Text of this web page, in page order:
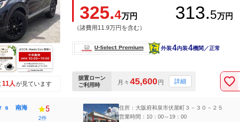
11人が見ています
325.4万円
（諸費用11.9万円を含む）
313.5万円
外装4内装4機関／正常
据置ローン
ご利用時
月々 45,600円 詳細
ｓ 南海
5
2件
住所：大阪府和泉市伏屋町３－３０－２５
営業時間：10：00～19：00